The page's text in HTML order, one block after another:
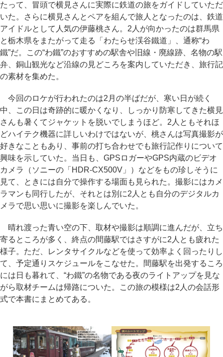
たって、冒頭で横見さんに実際に鉄道の旅をガイドしていただ
いた。さらに横見さんとペアを組んで旅人となったのは、鉄道
アイドルとして人気の伊藤桃さん。2人が向かったのは群馬県
と栃木県をまたがって走る「わたらせ渓谷鐵道」、通称“わ
鐵”だ。この“わ鐵”のおすすめの駅舎や旧線・廃線跡、名物の駅
弁、銅山観光など沿線の見どころを案内していただき、旅行記
の素材を集めた。
今回のロケが行われたのは2月の半ばだが、寒い日が続く
中、この日は奇跡的に暖かくなり、しっかり防寒してきた横見
さんも暑くてジャケットを脱いでしまうほど。2人ともそれほ
どハイテク機器に詳しいわけではないが、桃さんは写真撮影が
好きなこともあり、事前の打ち合わせでも旅行記作りについて
興味を示していた。当日も、GPSロガーやGPS内蔵のビデオ
カメラ（ソニーの「HDR-CX500V」）などをもの珍しそうに
見て、ときには自分で操作する場面も見られた。撮影にはカメ
ラマンも同行したが、それとは別に2人とも自分のデジタルカ
メラで思い思いに撮影を楽しんでいた。
晴れ渡った青い空の下、取材や撮影は順調に進んだが、立ち
寄るところが多く、終点の間藤駅ではさすがに2人とも疲れた
様子。ただ、レンタサイクルなどを使って効率よく回ったりし
て、予定通りスケジュールをこなせた。間藤駅を出発するころ
には日も暮れて、“わ鐵”の名物である夜のライトアップを見な
がら取材チームは帰路についた。この旅の模様は2人の会話形
式で本書にまとめてある。